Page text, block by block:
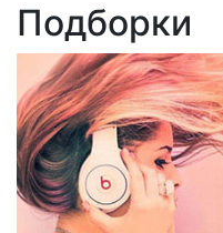
Подборки